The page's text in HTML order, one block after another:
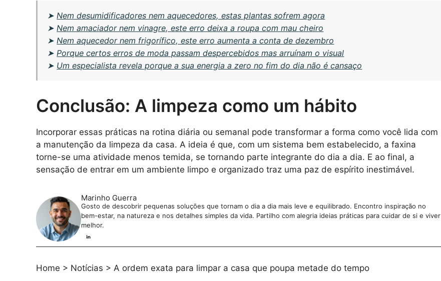
➤ Nem desumidificadores nem aquecedores, estas plantas sofrem agora
➤ Nem amaciador nem vinagre, este erro deixa a roupa com mau cheiro
➤ Nem aquecedor nem frigorífico, este erro aumenta a conta de dezembro
➤ Porque certos erros de moda passam despercebidos mas arruínam o visual
➤ Um especialista revela porque a sua energia a zero no fim do dia não é cansaço
Conclusão: A limpeza como um hábito
Incorporar essas práticas na rotina diária ou semanal pode transformar a forma como você lida com
a manutenção da limpeza da casa. A ideia é que, com um sistema bem estabelecido, a faxina
torne-se uma atividade menos temida, se tornando parte integrante do dia a dia. E ao final, a
sensação de entrar em um ambiente limpo e organizado traz uma paz de espírito inestimável.
Marinho Guerra
Gosto de descobrir pequenas soluções que tornam o dia a dia mais leve e equilibrado. Encontro inspiração no
bem-estar, na natureza e nos detalhes simples da vida. Partilho com alegria ideias práticas para cuidar de si e viver
melhor.
Home > Notícias > A ordem exata para limpar a casa que poupa metade do tempo